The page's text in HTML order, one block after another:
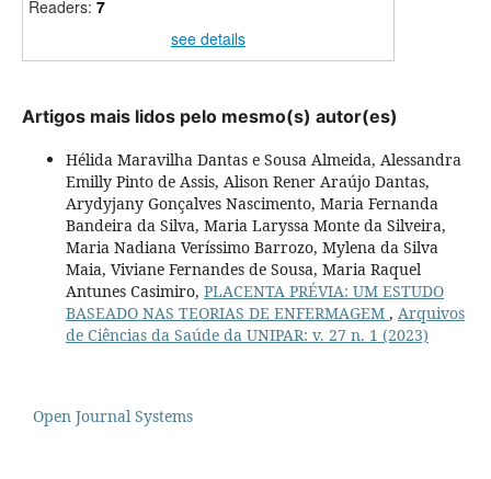
Readers: 7
see details
Artigos mais lidos pelo mesmo(s) autor(es)
Hélida Maravilha Dantas e Sousa Almeida, Alessandra
Emilly Pinto de Assis, Alison Rener Araújo Dantas,
Arydyjany Gonçalves Nascimento, Maria Fernanda
Bandeira da Silva, Maria Laryssa Monte da Silveira,
Maria Nadiana Veríssimo Barrozo, Mylena da Silva
Maia, Viviane Fernandes de Sousa, Maria Raquel
Antunes Casimiro, PLACENTA PRÉVIA: UM ESTUDO
BASEADO NAS TEORIAS DE ENFERMAGEM , Arquivos
de Ciências da Saúde da UNIPAR: v. 27 n. 1 (2023)
Open Journal Systems